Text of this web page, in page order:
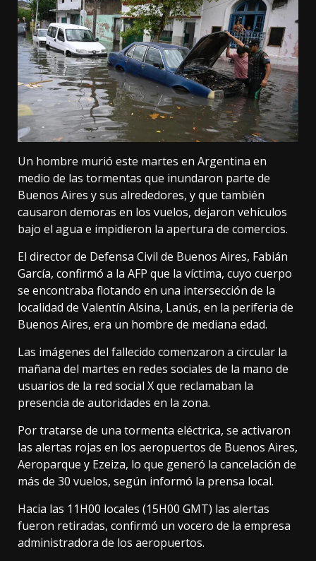
Un hombre murió este martes en Argentina en
medio de las tormentas que inundaron parte de
Buenos Aires y sus alrededores, y que también
causaron demoras en los vuelos, dejaron vehículos
bajo el agua e impidieron la apertura de comercios.
El director de Defensa Civil de Buenos Aires, Fabián
García, confirmó a la AFP que la víctima, cuyo cuerpo
se encontraba flotando en una intersección de la
localidad de Valentín Alsina, Lanús, en la periferia de
Buenos Aires, era un hombre de mediana edad.
Las imágenes del fallecido comenzaron a circular la
mañana del martes en redes sociales de la mano de
usuarios de la red social X que reclamaban la
presencia de autoridades en la zona.
Por tratarse de una tormenta eléctrica, se activaron
las alertas rojas en los aeropuertos de Buenos Aires,
Aeroparque y Ezeiza, lo que generó la cancelación de
más de 30 vuelos, según informó la prensa local.
Hacia las 11H00 locales (15H00 GMT) las alertas
fueron retiradas, confirmó un vocero de la empresa
administradora de los aeropuertos.